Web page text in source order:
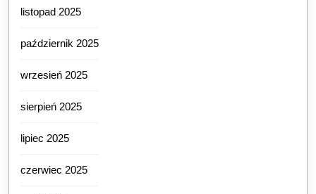
listopad 2025
październik 2025
wrzesień 2025
sierpień 2025
lipiec 2025
czerwiec 2025